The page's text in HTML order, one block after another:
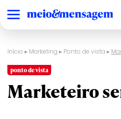
Início ▸ Marketing ▸ Ponto de vista ▸
ponto de vista
Marketeiro